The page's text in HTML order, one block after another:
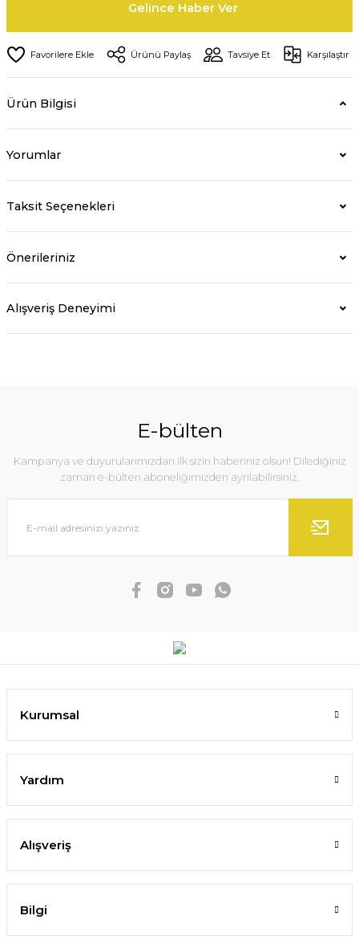
Gelince Haber Ver
Ürünü Paylaş Tavsiye Et Karşılaştır
Ürün Bilgisi
Yorumlar
Taksit Seçenekleri
Önerileriniz
Alışveriş Deneyimi
E-bülten
Kampanya ve duyurularımızdan ilk sizin haberiniz olsun! Dilediğiniz
zaman e-bülten aboneliğimizden ayrılabilirsiniz.
Kurumsal
Yardım
Alışveriş
Bilgi